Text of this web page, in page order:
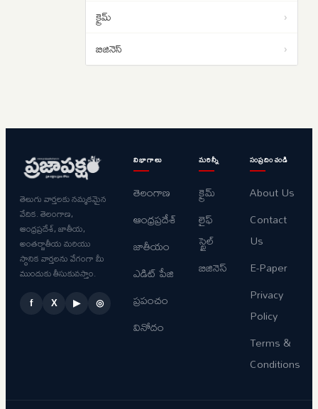
క్రైమ్ ›
బిజినెస్ ›
తెలుగు వార్తలకు నమ్మకమైన
వేదిక. తెలంగాణ,
ఆంధ్రప్రదేశ్, జాతీయ,
అంతర్జాతీయ మరియు
స్థానిక వార్తలను వేగంగా మీ
ముందుకు తీసుకువస్తాం.
f X ▶ ◎
విభాగాలు
తెలంగాణ
ఆంధ్రప్రదేశ్
జాతీయం
ఎడిట్ పేజి
ప్రపంచం
వినోదం
మరిన్నీ
క్రైమ్
లైఫ్
స్టైల్
బిజినెస్
సంప్రదించండి
About Us
Contact
Us
E-Paper
Privacy
Policy
Terms &
Conditions